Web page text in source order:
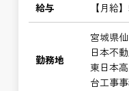
給与 【月給
勤務地
宮城県
日本不
東日本
台工事